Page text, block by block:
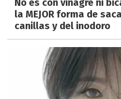
No es con vinagre ni
la MEJOR forma de
canillas y del inodoro